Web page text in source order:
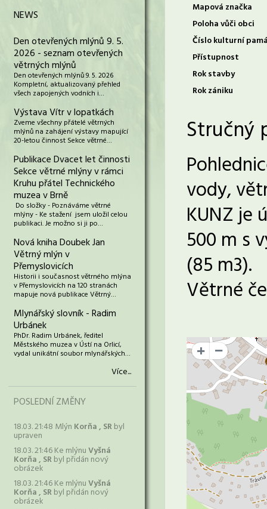
NEWS
Den otevřených mlýnů 9. 5.
2026 - seznam otevřených
větrných mlýnů
Den otevřených mlýnů 9. 5. 2026
Kompletní, aktualizovaný přehled
všech zapojených vodních i…
Výstava Vítr v lopatkách
Zveme všechny přátelé větrných
mlýnů na zahájení výstavy mapující
20-letou činnost Sekce větrné…
Publikace Dvacet let činnosti
Sekce větrné mlýny v rámci
Kruhu přátel Technického
muzea v Brně
Do složky - Poznáváme větrné
mlýny - Ke stažení jsem uložil celou
publikaci. Je možno si ji po…
Nová kniha Doubek Jan
Větrný mlýn v
Přemyslovicích
Historii i současnost větrného mlýna
v Přemyslovicích na 120 stranách
mapuje nová publikace Větrný…
Mlynářský slovník - Radim
Urbánek
PhDr. Radim Urbánek, ředitel
Městského muzea v Ústí na Orlicí,
vydal unikátní soubor mlynářských…
Více...
POSLEDNÍ ZMĚNY
18.03. 21:48 Mlýn Korňa , SRbyl
upraven
18.03. 21:46 Ke mlýnuVyšná
Korňa , SRbyl přidán nový
obrázek
18.03. 21:46 Ke mlýnuVyšná
Korňa , SRbyl přidán nový
obrázek
Mapová značka
Poloha vůči obci
Číslo kulturní
Přístupnost
Rok stavby
Rok zániku
Stručný
vody,
KUNZ je
500 m s
(85 m3).
Větrné
+